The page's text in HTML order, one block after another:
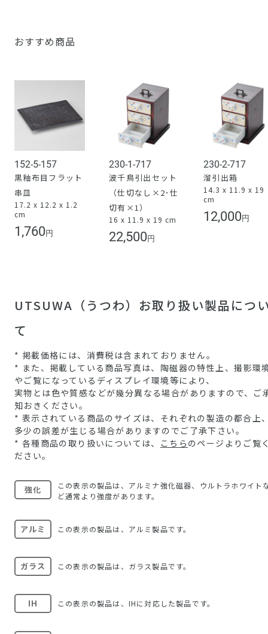
おすすめ商品
152-5-157
黒釉布目フラット
串皿
17.2 x 12.2 x 1.2
cm
1,760 円
230-1-717
波千鳥引出セット
（仕切なし×2･仕
切有×1）
16 x 11.9 x 19 cm
22,500 円
230-2-717
溜引出箱
14.3 x 11.9 x 19
cm
12,000 円
UTSUWA（うつわ）お取り扱い製品につ
て
* 掲載価格には、消費税は含まれておりません。
* また、掲載している商品写真は、陶磁器の特性上、撮影環
やご覧になっているディスプレイ環境等により、
実物とは色や質感などが幾分異なる場合がありますので、ご
知おきください。
* 表示されている商品のサイズは、それぞれの製造の都合上
多少の誤差が生じる場合がありますのでご了承下さい。
* 各種商品の取り扱いについては、
こちら のページよりご覧
ださい。
強化
この表示の製品は、アルミナ強化磁器、ウルトラホワイト
ど通常より強度があります。
アルミ この表示の製品は、アルミ製品です。
ガラス この表示の製品は、ガラス製品です。
IH この表示の製品は、IHに対応した製品です。